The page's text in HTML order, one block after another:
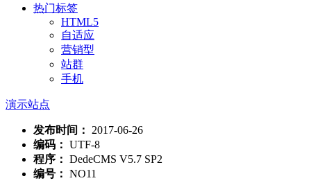
热门标签
HTML5
自适应
营销型
站群
手机
演示站点
发布时间：
2017-06-26
编码： UTF-8
程序： DedeCMS V5.7 SP2
编号： NO11